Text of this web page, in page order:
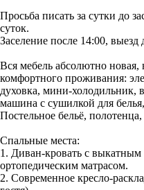
Просьба писать за сутки до
суток.
Заселение после 14:00, выезд
Вся мебель абсолютно новая,
комфортного проживания:
духовка, мини-холодильник,
машина с сушилкой для
Постельное бельё,
Спальные места:
1. Диван-кровать с
ортопедическим матрасом.
2. Современное кресло-